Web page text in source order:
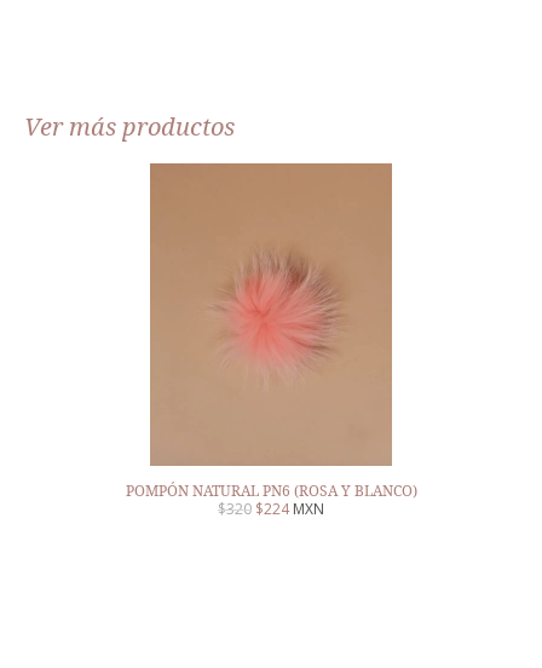
Ver más productos
POMPÓN NATURAL PN6 (ROSA Y BLANCO)
$320 $224MXN